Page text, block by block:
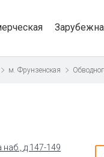
м. Фрунзенская
д 147-149